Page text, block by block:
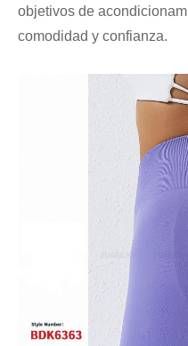
objetivos de
comodidad y confianza.